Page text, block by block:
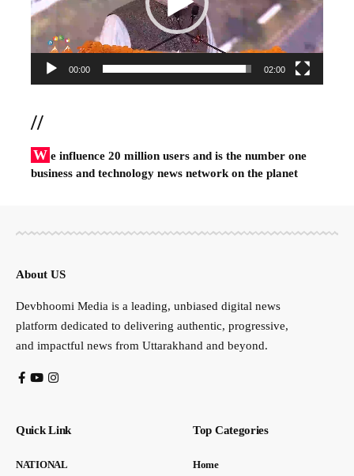
00:00 02:00
//
W e influence 20 million users and is the number one
business and technology news network on the planet
About US
Devbhoomi Media is a leading, unbiased digital news
platform dedicated to delivering authentic, progressive,
and impactful news from Uttarakhand and beyond.
Quick Link
NATIONAL
Top Categories
Home